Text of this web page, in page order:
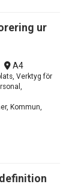
ur
A4
Verktyg för
Kommun,